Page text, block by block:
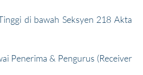
di bawah Seksyen 218 Akta
Penerima & Pengurus (Receiver